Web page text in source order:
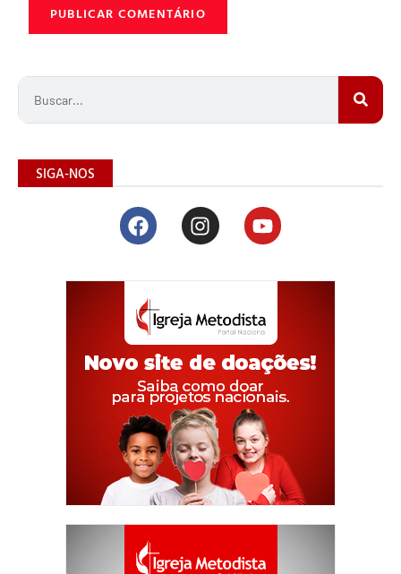
SIGA-NOS